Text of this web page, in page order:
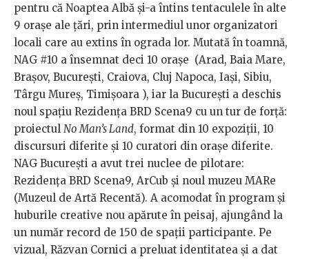
pentru că Noaptea Albă și-a întins tentaculele în alte
9 orașe ale țări, prin intermediul unor organizatori
locali care au extins în ograda lor. Mutată în toamnă,
NAG #10 a însemnat deci 10 orașe (Arad, Baia Mare,
Brașov, București, Craiova, Cluj Napoca, Iași, Sibiu,
Târgu Mureș, Timișoara ), iar la București a deschis
noul spațiu Rezidența BRD Scena9 cu un tur de forță:
proiectul No Man’s Land, format din 10 expoziții, 10
discursuri diferite și 10 curatori din orașe diferite.
NAG București a avut trei nuclee de pilotare:
Rezidența BRD Scena9, ArCub și noul muzeu MARe
(Muzeul de Artă Recentă). A acomodat în program și
huburile creative nou apărute în peisaj, ajungând la
un număr record de 150 de spații participante. Pe
vizual, Răzvan Cornici a preluat identitatea și a dat